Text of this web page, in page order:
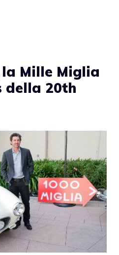
la Mille Miglia
della 20th